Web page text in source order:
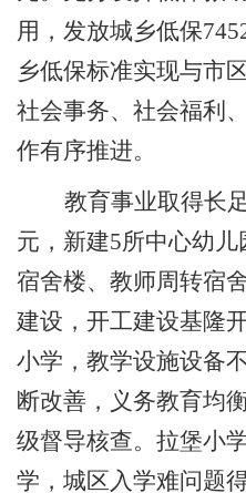
用，发放城乡低保
乡低保标准实现与市
社会事务、社会福利
作有序推进。
教育事业取得长
元，新建5所中心幼
宿舍楼、教师周转宿
建设，开工建设基隆
小学，教学设施设备
断改善，义务教育均
级督导核查。拉堡小
学，城区入学难问题